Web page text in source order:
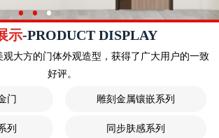
示-PRODUCT DISPLAY
观大方的门体外观造型，获得了广大用户的一致
好评。
门 雕刻金属镶嵌系列
列 同步肤感系列